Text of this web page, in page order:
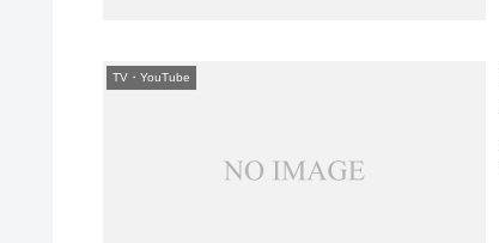
TV・YouTube